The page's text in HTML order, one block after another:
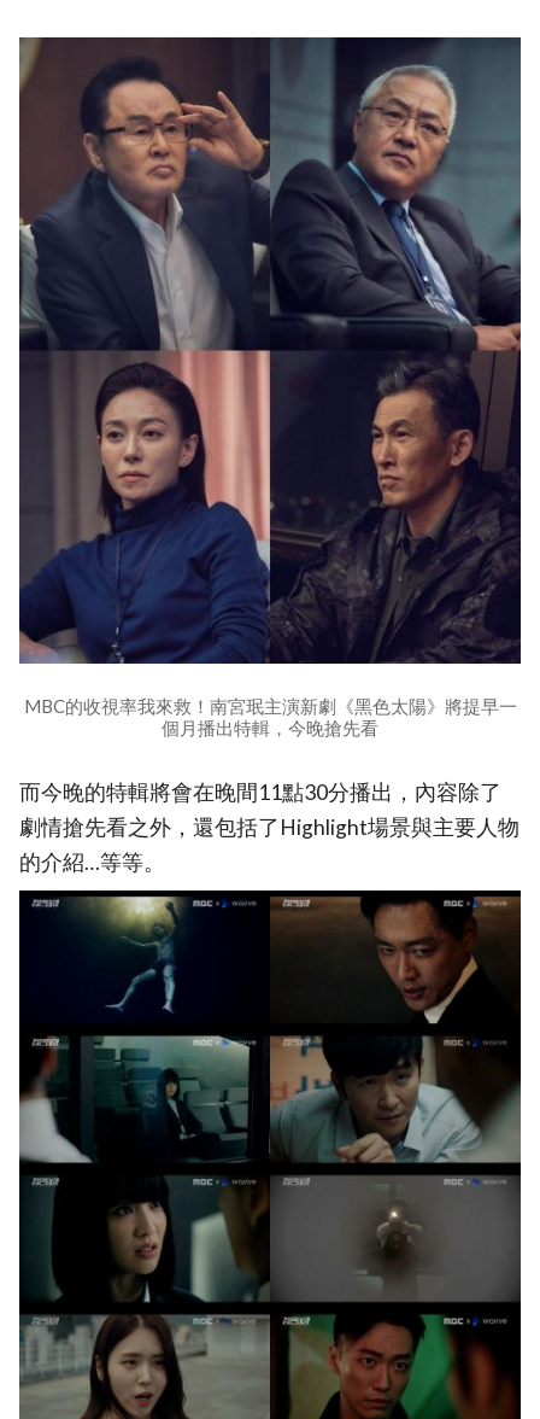
MBC的收視率我來救！南宮珉主演新劇《黑色太陽》將提早一
個月播出特輯，今晚搶先看
而今晚的特輯將會在晚間11點30分播出，內容除了
劇情搶先看之外，還包括了Highlight場景與主要人物
的介紹…等等。